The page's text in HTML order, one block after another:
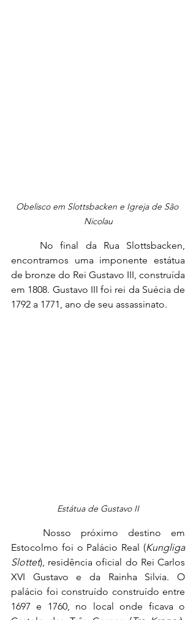
Obelisco em Slottsbacken e Igreja de São
Nicolau
No final da Rua Slottsbacken,
encontramos uma imponente estátua
de bronze do Rei Gustavo III, construída
em 1808. Gustavo III foi rei da Suécia de
1792 a 1771, ano de seu assassinato.
Estátua de Gustavo II
Nosso próximo destino em
Estocolmo foi o Palácio Real (Kungliga
Slottet), residência oficial do Rei Carlos
XVI Gustavo e da Rainha Silvia. O
palácio foi construído construído entre
1697 e 1760, no local onde ficava o